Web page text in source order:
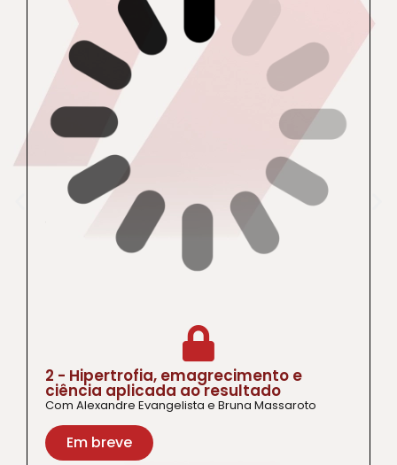
2 - Hipertrofia, emagrecimento e
ciência aplicada ao resultado
Com Alexandre Evangelista e Bruna Massaroto
Em breve